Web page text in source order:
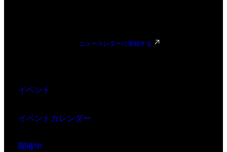
ニュースレターに登録する
イベント
イベントカレンダー
開催中